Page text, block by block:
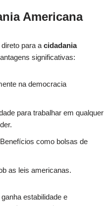
Americana
para a cidadania
significativas:
na democracia
para trabalhar em qualquer
Benefícios como bolsas de
as leis americanas.
estabilidade e